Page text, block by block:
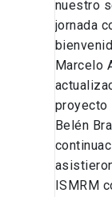
nuestro
jornada
Marcelo
proyecto
Belén
ISMRM